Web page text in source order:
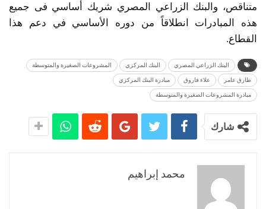
متناقص، والبنك الزراعي المصري شريك أساسي فى جميع
هذه المبادرات انطلاقاً من دوره الأساسي في دعم هذا
القطاع.
البنك الزراعي المصري البنك المركزي المشروعات الصغيرة والمتوسطة
طارق عامر علاء فاروق مبادرة البنك المركزي
مبادرة المشروعات الصغيرة والمتوسطة
شارك
محمد إبراهيم